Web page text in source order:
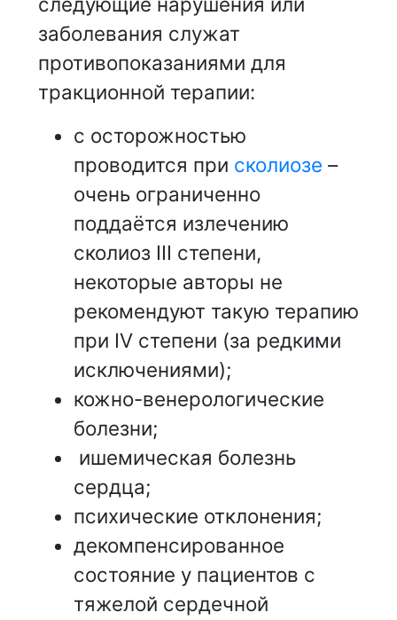
заболевания служат
противопоказаниями для
тракционной терапии:
с осторожностью
проводится при сколиозе –
очень ограниченно
поддаётся излечению
сколиоз III степени,
некоторые авторы не
рекомендуют такую терапию
при IV степени (за редкими
исключениями);
кожно-венерологические
болезни;
ишемическая болезнь
сердца;
психические отклонения;
декомпенсированное
состояние у пациентов с
тяжелой сердечной